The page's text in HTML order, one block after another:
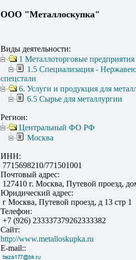
ООО "Металлоскупка"
Виды деятельности:
1 Металлоторговые
1.5 Специализация -
спецстали
6. Услуги и продукция для
6.5 Сырье для металлургии
Регион:
Центральный ФО РФ
Москва
ИНН:
7715698210/771501001
Почтовый адрес:
127410 г. Москва, Путевой проезд,
Юридический адрес:
г Москва, Путевой проезд, д 13 стр 1
Телефон:
+7 (926) 233337379262333382
Сайт:
http://www.metalloskupka.ru
E-mail::